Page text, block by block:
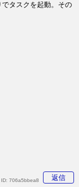
タスクを起動。その
返信
ID: 706a5bbea8